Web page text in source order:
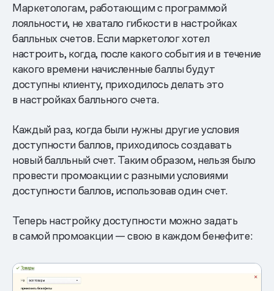
Маркетологам, работающим с программой
лояльности, не хватало гибкости в настройках
балльных счетов. Если маркетолог хотел
настроить, когда, после какого события и в течение
какого времени начисленные баллы будут
доступны клиенту, приходилось делать это
в настройках балльного счета.
Каждый раз, когда были нужны другие условия
доступности баллов, приходилось создавать
новый балльный счет. Таким образом, нельзя было
провести промоакции с разными условиями
доступности баллов, использовав один счет.
Теперь настройку доступности можно задать
в самой промоакции — свою в каждом бенефите: